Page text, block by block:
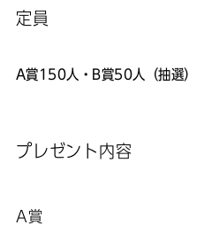
定員
A賞150人・B賞50人（抽選）
プレゼント内容
A賞